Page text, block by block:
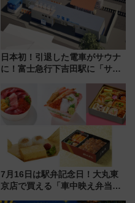
日本初！引退した電車がサウナ
に！富士急行下吉田駅に「サ電
業 行き交う電車の音や振動を
感じながら「ととのう」新感覚
7月16日は駅弁記念日！大丸東
京店で買える「車中映え弁当」